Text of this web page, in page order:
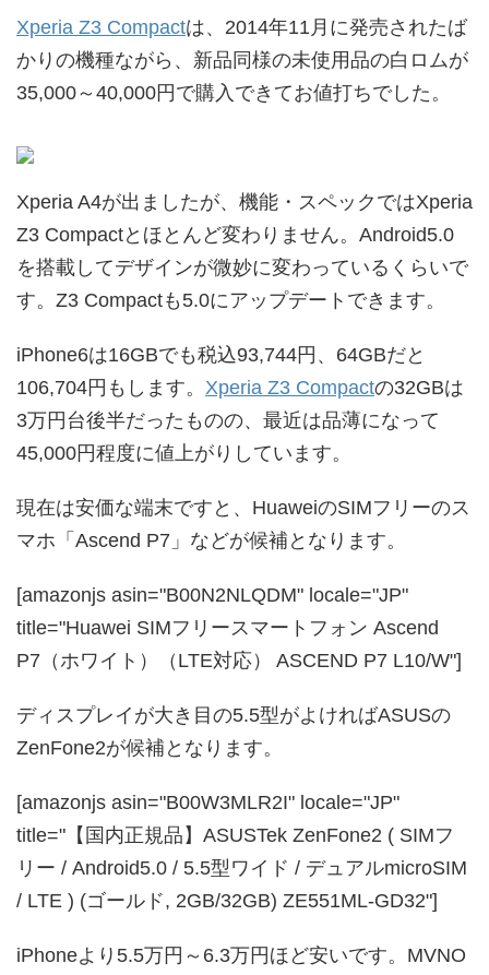
Xperia Z3 Compactは、2014年11月に発売されたば
かりの機種ながら、新品同様の未使用品の白ロムが
35,000～40,000円で購入できてお値打ちでした。
Xperia A4が出ましたが、機能・スペックではXperia
Z3 Compactとほとんど変わりません。Android5.0
を搭載してデザインが微妙に変わっているくらいで
す。Z3 Compactも5.0にアップデートできます。
iPhone6は16GBでも税込93,744円、64GBだと
106,704円もします。 Xperia Z3 Compactの32GBは
3万円台後半だったものの、最近は品薄になって
45,000円程度に値上がりしています。
現在は安価な端末ですと、HuaweiのSIMフリーのス
マホ「Ascend P7」などが候補となります。
[amazonjs asin="B00N2NLQDM" locale="JP"
title="Huawei SIMフリースマートフォン Ascend
P7（ホワイト）（LTE対応） ASCEND P7 L10/W"]
ディスプレイが大き目の5.5型がよければASUSの
ZenFone2が候補となります。
[amazonjs asin="B00W3MLR2I" locale="JP"
title="【国内正規品】ASUSTek ZenFone2 ( SIMフ
リー / Android5.0 / 5.5型ワイド / デュアルmicroSIM
/ LTE ) (ゴールド, 2GB/32GB) ZE551ML-GD32"]
iPhoneより5.5万円～6.3万円ほど安いです。MVNO